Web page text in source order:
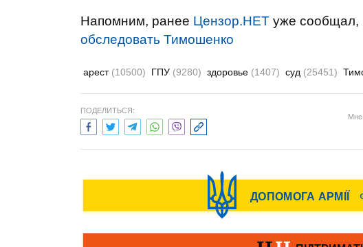
Напомним, ранее Цензор.НЕТ уже сообщал,
обследовать Тимошенко
арест (10500) ГПУ (9280) здоровье (1407) суд (25451)
ПОДЕЛИТЬСЯ:
Мне